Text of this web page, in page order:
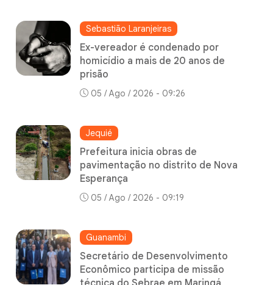
Sebastião Laranjeiras
Ex-vereador é condenado por
homicídio a mais de 20 anos de
prisão
05 / Ago / 2026 - 09:26
Jequié
Prefeitura inicia obras de
pavimentação no distrito de Nova
Esperança
05 / Ago / 2026 - 09:19
Guanambi
Secretário de Desenvolvimento
Econômico participa de missão